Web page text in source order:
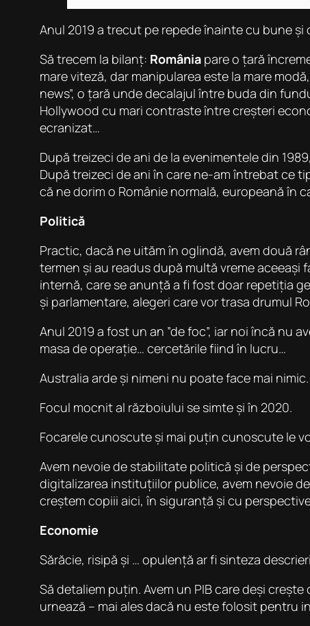
Anul 2019 a trecut pe repede înainte cu bune
Să trecem la bilanț: România pare o țară
mare viteză, dar manipularea este la mare
news”, o țară unde decalajul între buda din
Hollywood cu mari contraste între creșteri
ecranizat…
După treizeci de ani de la evenimentele din
După treizeci de ani în care ne-am întrebat ce
că ne dorim o Românie normală, europeană în
Politică
Practic, dacă ne uităm în oglindă, avem două
termen și au readus după multă vreme
internă, care se anunță a fi fost doar repetiția
și parlamentare, alegeri care vor trasa drumul
Anul 2019 a fost un an ”de foc”, iar noi încă nu
masa de operație… cercetările fiind în lucru…
Australia arde și nimeni nu poate face mai nimic.
Focul mocnit al războiului se simte și în 2020.
Focarele cunoscute și mai puțin cunoscute le
Avem nevoie de stabilitate politică și de
digitalizarea instituțiilor publice, avem nevoie
creștem copiii aici, în siguranță și cu
Economie
Sărăcie, risipă și … opulență ar fi sinteza
Să detaliem puțin. Avem un PIB care deși
urnează – mai ales dacă nu este folosit pentru